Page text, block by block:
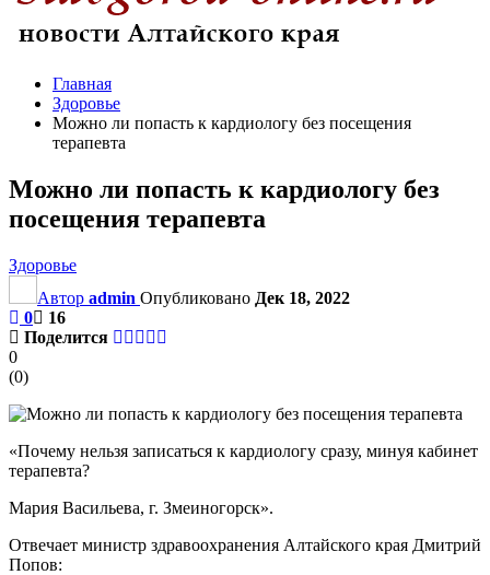
Главная
Здоровье
Можно ли попасть к кардиологу без посещения
терапевта
Можно ли попасть к кардиологу без
посещения терапевта
Здоровье
Автор admin Опубликовано Дек 18, 2022
0
16
Поделится
0
(0)
«Почему нельзя записаться к кардиологу сразу, минуя кабинет
терапевта?
Мария Васильева, г. Змеиногорск».
Отвечает министр здравоохранения Алтайского края Дмитрий
Попов: